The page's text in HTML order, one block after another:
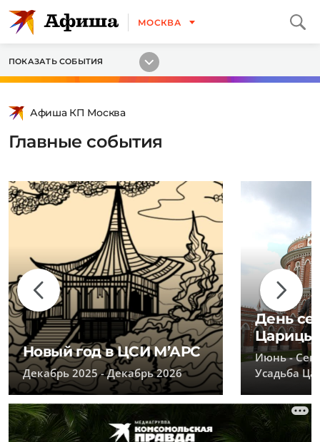
МОСКВА
ПОКАЗАТЬ СОБЫТИЯ
Афиша КП Москва
Главные события
Новый год в ЦСИ М’АРС
Декабрь 2025 - Декабрь 2026
День
Июнь -
Усадьба